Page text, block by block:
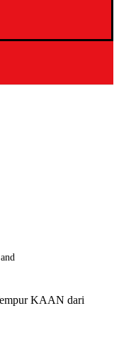
KAAN dari